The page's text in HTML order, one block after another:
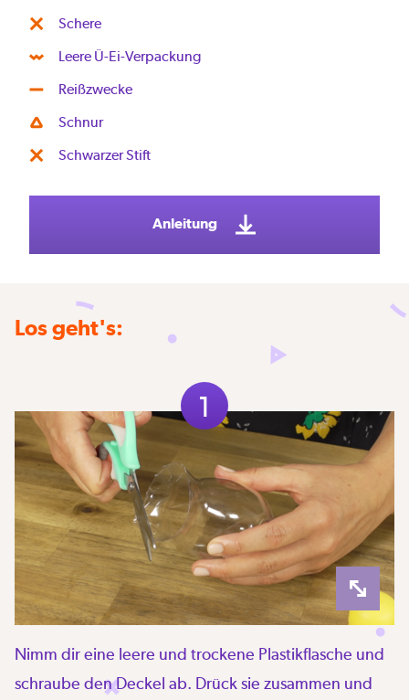
Schere
Leere Ü-Ei-Verpackung
Reißzwecke
Schnur
Schwarzer Stift
Anleitung
Los geht's:
1
Nimm dir eine leere und trockene Plastikflasche und
schraube den Deckel ab. Drück sie zusammen und